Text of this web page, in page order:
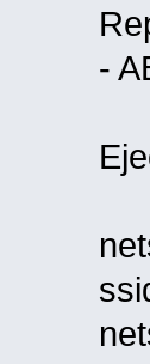
-